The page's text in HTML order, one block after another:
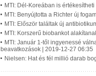
MTI: Dél-Koreában is
MTI: Benyújtotta a Richter új
MTI: Először találtak új
MTI: Korszerű biobankot
MTI: Január 1-től ingyenessé
beavatkozások | 2019-12-27 06:35
Nielsen: Hat és fél millió darab